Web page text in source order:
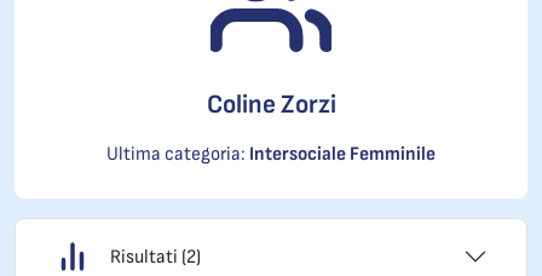
Coline Zorzi
Ultima categoria: Intersociale Femminile
Risultati (2)